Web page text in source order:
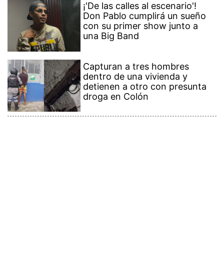
¡'De las calles al escenario'!
Don Pablo cumplirá un sueño
con su primer show junto a
una Big Band
Capturan a tres hombres
dentro de una vivienda y
detienen a otro con presunta
droga en Colón